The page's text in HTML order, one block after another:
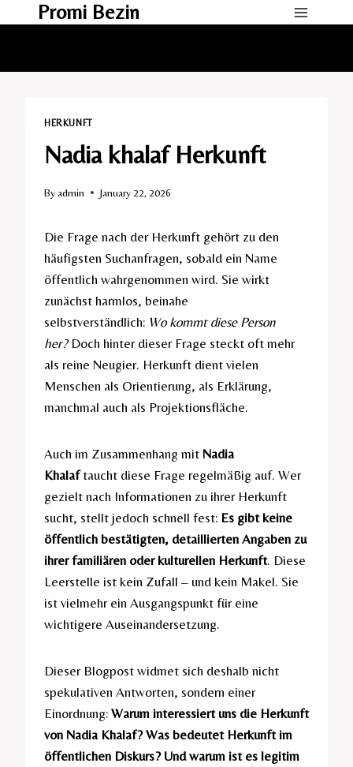
Promi Bezin
HERKUNFT​
Nadia khalaf Herkunft​
Byadmin January 22, 2026
Die Frage nach der Herkunft gehört zu den
häufigsten Suchanfragen, sobald ein Name
öffentlich wahrgenommen wird. Sie wirkt
zunächst harmlos, beinahe
selbstverständlich: Wo kommt diese Person
her?Doch hinter dieser Frage steckt oft mehr
als reine Neugier. Herkunft dient vielen
Menschen als Orientierung, als Erklärung,
manchmal auch als Projektionsfläche.
Auch im Zusammenhang mit Nadia
Khalaftaucht diese Frage regelmäßig auf. Wer
gezielt nach Informationen zu ihrer Herkunft
sucht, stellt jedoch schnell fest: Es gibt keine
öffentlich bestätigten, detaillierten Angaben zu
ihrer familiären oder kulturellen Herkunft. Diese
Leerstelle ist kein Zufall – und kein Makel. Sie
ist vielmehr ein Ausgangspunkt für eine
wichtigere Auseinandersetzung.
Dieser Blogpost widmet sich deshalb nicht
spekulativen Antworten, sondern einer
Einordnung: Warum interessiert uns die Herkunft
von Nadia Khalaf? Was bedeutet Herkunft im
öffentlichen Diskurs? Und warum ist es legitim